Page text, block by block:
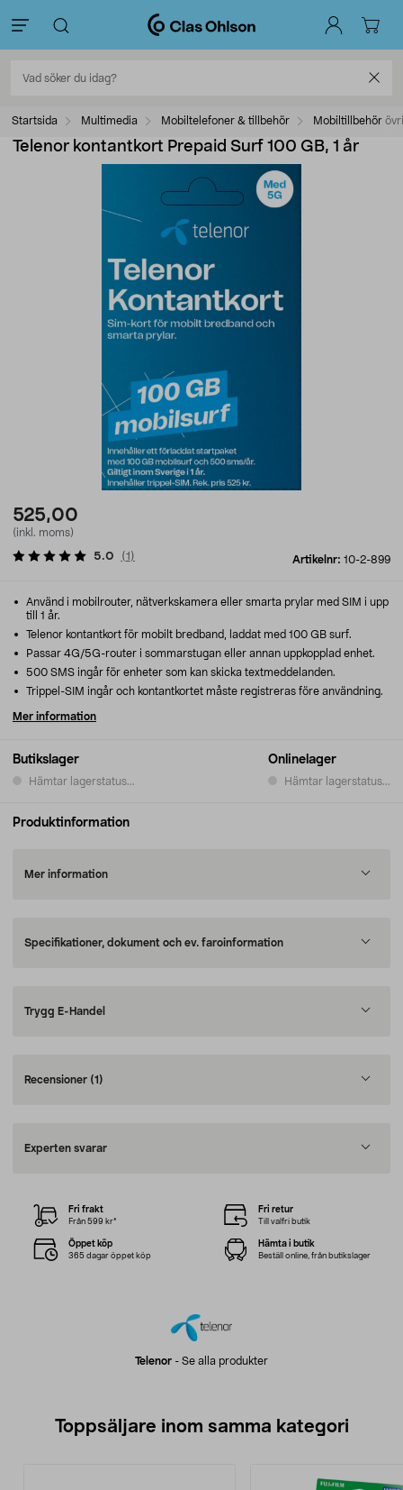
Startsida Multimedia Mobiltelefoner & tillbehör Mobiltillbehör
Telenor kontantkort Prepaid Surf 100 GB, 1 år
525,00
(inkl. moms)
Artikelnr: 10-2-899
5.0 (1 )
Butikslager
Hämtar lagerstatus...
Onlinelager
Hämtar lagerstatus...
Använd i mobilrouter, nätverkskamera eller smarta prylar med SIM i upp
till 1 år.
Telenor kontantkort för mobilt bredband, laddat med 100 GB surf.
Passar 4G/5G-router i sommarstugan eller annan uppkopplad enhet.
500 SMS ingår för enheter som kan skicka textmeddelanden.
Trippel-SIM ingår och kontantkortet måste registreras före användning.
Mer information
Produktinformation
Mer information
Specifikationer, dokument och ev. faroinformation
Trygg E-Handel
Recensioner (1)
Experten svarar
Telenor - Se alla produkter
Fri frakt
Från 599 kr*
Fri retur
Till valfri butik
Öppet köp
365 dagar öppet köp
Hämta i butik
Beställ online, från butikslager
Toppsäljare inom samma kategori